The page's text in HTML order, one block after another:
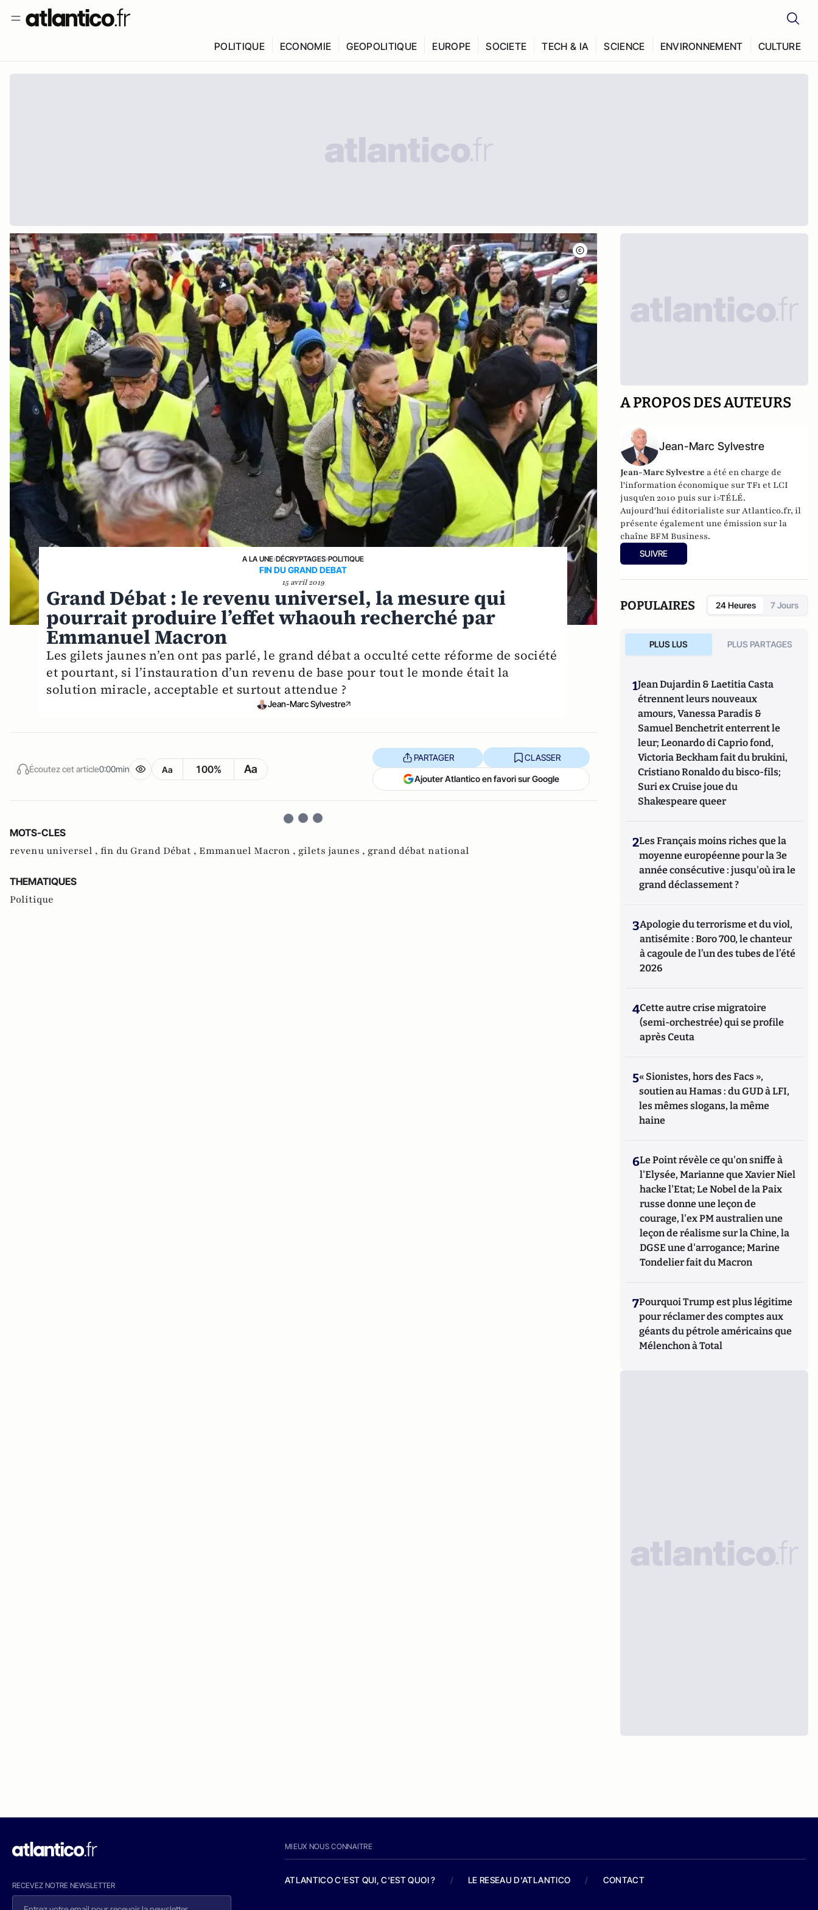
POLITIQUE ECONOMIE GEOPOLITIQUE EUROPE SOCIETE TECH & IA SCIENCE ENVIRONNEMENT CULTURE
A LA UNE›DÉCRYPTAGES›POLITIQUE
FIN DU GRAND DEBAT
15 avril 2019
Grand Débat : le revenu universel, la mesure qui
pourrait produire l’effet whaouh recherché par
Emmanuel Macron
Les gilets jaunes n’en ont pas parlé, le grand débat a occulté cette réforme de société
et pourtant, si l’instauration d’un revenu de base pour tout le monde était la
solution miracle, acceptable et surtout attendue ?
Jean-Marc Sylvestre
Écoutez cet article0:00min Aa 100% Aa
PARTAGER CLASSER
Ajouter Atlantico en favori sur Google
MOTS-CLES
revenu universel , fin du Grand Débat , Emmanuel Macron , gilets jaunes , grand débat national
THEMATIQUES
Politique
A PROPOS DES AUTEURS
Jean-Marc Sylvestre
Jean-Marc Sylvestre a été en charge de
l'information économique sur TF1 et LCI
jusqu'en 2010 puis sur i>TÉLÉ.
Aujourd'hui éditorialiste sur Atlantico.fr, il
présente également une émission sur la
chaîne BFM Business.
SUIVRE
POPULAIRES 24 Heures 7 Jours
PLUS LUS PLUS PARTAGES
1Jean Dujardin & Laetitia Casta
étrennent leurs nouveaux
amours, Vanessa Paradis &
Samuel Benchetrit enterrent le
leur; Leonardo di Caprio fond,
Victoria Beckham fait du brukini,
Cristiano Ronaldo du bisco-fils;
Suri ex Cruise joue du
Shakespeare queer
2Les Français moins riches que la
moyenne européenne pour la 3e
année consécutive : jusqu'où ira le
grand déclassement ?
3Apologie du terrorisme et du viol,
antisémite : Boro 700, le chanteur
à cagoule de l’un des tubes de l’été
2026
4Cette autre crise migratoire
(semi-orchestrée) qui se profile
après Ceuta
5« Sionistes, hors des Facs »,
soutien au Hamas : du GUD à LFI,
les mêmes slogans, la même
haine
6Le Point révèle ce qu'on sniffe à
l'Elysée, Marianne que Xavier Niel
hacke l'Etat; Le Nobel de la Paix
russe donne une leçon de
courage, l'ex PM australien une
leçon de réalisme sur la Chine, la
DGSE une d'arrogance; Marine
Tondelier fait du Macron
7Pourquoi Trump est plus légitime
pour réclamer des comptes aux
géants du pétrole américains que
Mélenchon à Total
RECEVEZ NOTRE NEWSLETTER
MIEUX NOUS CONNAITRE
ATLANTICO C'EST QUI, C'EST QUOI ? / LE RESEAU D'ATLANTICO / CONTACT